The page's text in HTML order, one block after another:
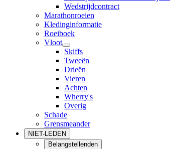
Wedstrijdcontract
Marathonroeien
Kledinginformatie
Roeiboek
Vloot
Skiffs
Tweeën
Drieën
Vieren
Achten
Wherry's
Overig
Schade
Grensmeander
NIET-LEDEN
Belangstellenden